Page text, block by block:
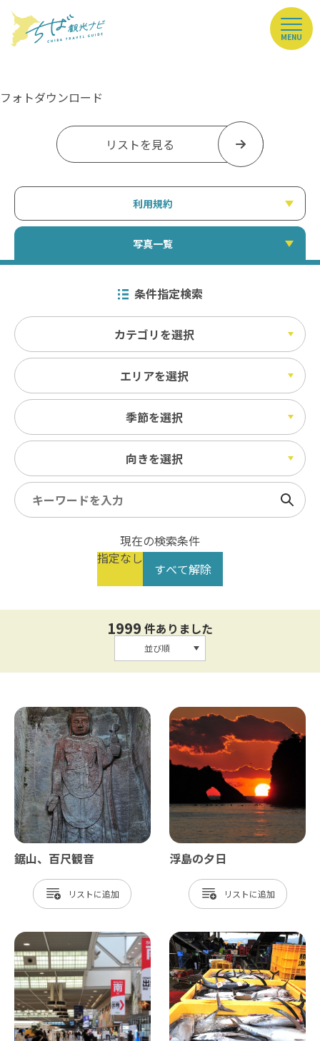
MENU
フォトダウンロード
リストを見る
利用規約
写真一覧
条件指定検索
カテゴリを選択
エリアを選択
季節を選択
向きを選択
検索
現在の検索条件
指定なし
すべて解除
1999 件ありました
並び順
鋸山、百尺観音
リスト
浮島の夕日
リスト